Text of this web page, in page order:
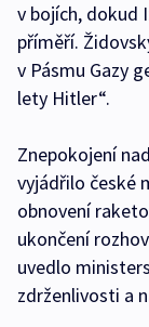
v bojích, dokud
příměří.
v Pásmu Gazy
lety Hitler“.
Znepokojení
vyjádřilo české
obnovení
ukončení
uvedlo
zdrženlivosti a